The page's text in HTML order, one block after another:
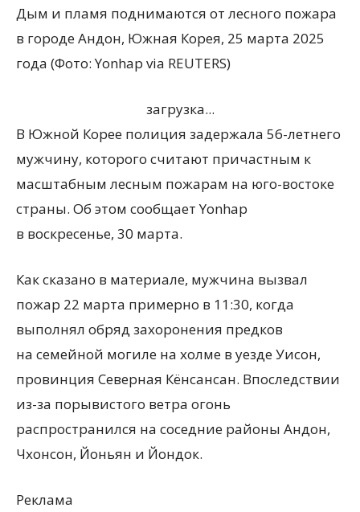
Дым и пламя поднимаются от лесного пожара
в городе Андон, Южная Корея, 25 марта 2025
года (Фото: Yonhap via REUTERS)
загрузка...
В Южной Корее полиция задержала 56-летнего
мужчину, которого считают причастным к
масштабным лесным пожарам на юго-востоке
страны. Об этом сообщает Yonhap
в воскресенье, 30 марта.
Как сказано в материале, мужчина вызвал
пожар 22 марта примерно в 11:30, когда
выполнял обряд захоронения предков
на семейной могиле на холме в уезде Уисон,
провинция Северная Кёнсансан. Впоследствии
из-за порывистого ветра огонь
распространился на соседние районы Андон,
Чхонсон, Йоньян и Йондок.
Реклама